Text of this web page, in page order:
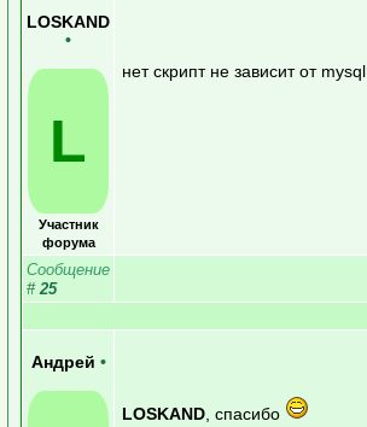
LOSKAND
•
L
Участник
форума
нет скрипт не зависит от mysql.
Сообщение
# 25
Андрей •
LOSKAND , спасибо